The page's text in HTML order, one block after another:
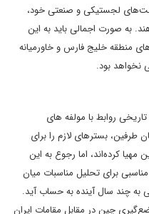
لجستیکی و صنعتی خود،
به صورت اجمالی باید به این
منطقه خلیج فارس و خاورمیانه
نخواهد بود.
روابط با مولفه های
طرفین، بسترهای لازم را برای
کرده‌اند، اما رجوع به این
برای تحلیل مناسبات میان
به چند سال آینده به حساب آید.
چین در مقابل مقامات ایران